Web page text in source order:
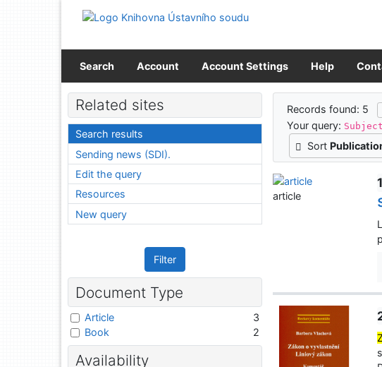
Go to menu
Search Account Account Settings Help
Search
Records found: 5
Your query:
Sort
article
Related sites
Search results
Sending news (SDI).
Edit the query
Resources
New query
Filter
Document Type
Article
3
Book
2
Availability